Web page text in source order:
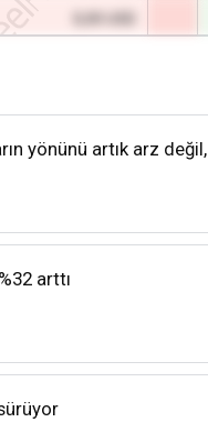
yönünü artık arz değil,
arttı